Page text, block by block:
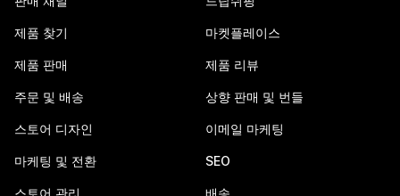
제품 찾기
제품 판매
주문 및 배송
스토어 디자인
마케팅 및 전환
마켓플레이스
제품 리뷰
상향 판매 및 번들
이메일 마케팅
SEO